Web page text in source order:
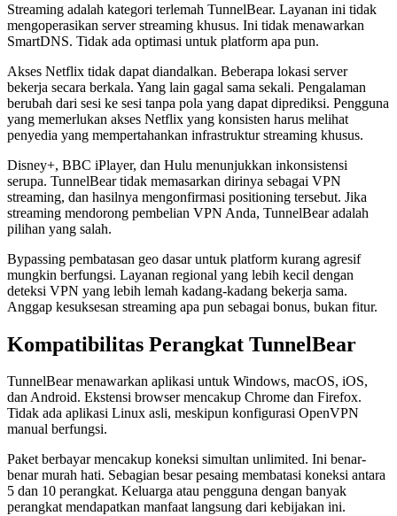
Streaming adalah kategori terlemah TunnelBear. Layanan ini tidak
mengoperasikan server streaming khusus. Ini tidak menawarkan
SmartDNS. Tidak ada optimasi untuk platform apa pun.
Akses Netflix tidak dapat diandalkan. Beberapa lokasi server
bekerja secara berkala. Yang lain gagal sama sekali. Pengalaman
berubah dari sesi ke sesi tanpa pola yang dapat diprediksi. Pengguna
yang memerlukan akses Netflix yang konsisten harus melihat
penyedia yang mempertahankan infrastruktur streaming khusus.
Disney+, BBC iPlayer, dan Hulu menunjukkan inkonsistensi
serupa. TunnelBear tidak memasarkan dirinya sebagai VPN
streaming, dan hasilnya mengonfirmasi positioning tersebut. Jika
streaming mendorong pembelian VPN Anda, TunnelBear adalah
pilihan yang salah.
Bypassing pembatasan geo dasar untuk platform kurang agresif
mungkin berfungsi. Layanan regional yang lebih kecil dengan
deteksi VPN yang lebih lemah kadang-kadang bekerja sama.
Anggap kesuksesan streaming apa pun sebagai bonus, bukan fitur.
Kompatibilitas Perangkat TunnelBear
TunnelBear menawarkan aplikasi untuk Windows, macOS, iOS,
dan Android. Ekstensi browser mencakup Chrome dan Firefox.
Tidak ada aplikasi Linux asli, meskipun konfigurasi OpenVPN
manual berfungsi.
Paket berbayar mencakup koneksi simultan unlimited. Ini benar-
benar murah hati. Sebagian besar pesaing membatasi koneksi antara
5 dan 10 perangkat. Keluarga atau pengguna dengan banyak
perangkat mendapatkan manfaat langsung dari kebijakan ini.